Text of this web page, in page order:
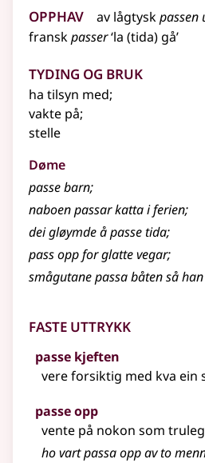
Opphav av lågtyskpassen
franskpasser‘la (tida) gå’
Tyding og bruk
ha tilsyn med;
vakte på;
stelle
Døme
passe barn;
naboen passar katta i ferien;
dei gløymde å passe tida;
pass opp for glatte vegar;
smågutane passa båten så
Faste uttrykk
passe kjeften
vere forsiktig med kva ein
passe opp
vente på nokon som
ho vart passa opp av to